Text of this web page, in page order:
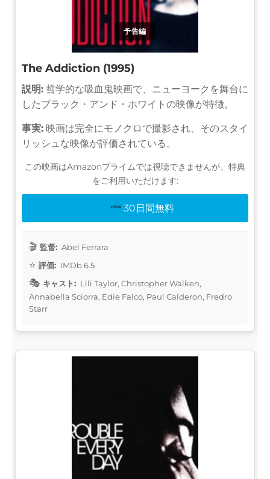
予告編
The Addiction (1995)
説明: 哲学的な吸血鬼映画で、ニューヨークを舞台に
したブラック・アンド・ホワイトの映像が特徴。
事実: 映画は完全にモノクロで撮影され、そのスタイ
リッシュな映像が評価されている。
この映画はAmazonプライムでは視聴できませんが、特典
をご利用いただけます:
30日間無料
監督: Abel Ferrara
評価: IMDb 6.5
キャスト: Lili Taylor, Christopher Walken,
Annabella Sciorra, Edie Falco, Paul Calderon, Fredro
Starr